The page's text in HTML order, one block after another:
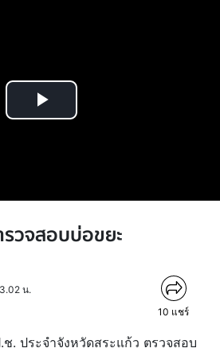
Play
วจสอบบ่อขยะ
น.
10 แชร์
. ประจำจังหวัดสระแก้ว ตรวจสอบ